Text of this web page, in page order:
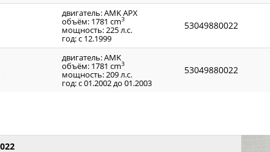
двигатель: AMK APX
объём: 1781 cm3
мощность: 225 л.с.
год: с 12.1999
53049880022
двигатель: AMK
объём: 1781 cm3
мощность: 209 л.с.
год: с 01.2002 до 01.2003
53049880022